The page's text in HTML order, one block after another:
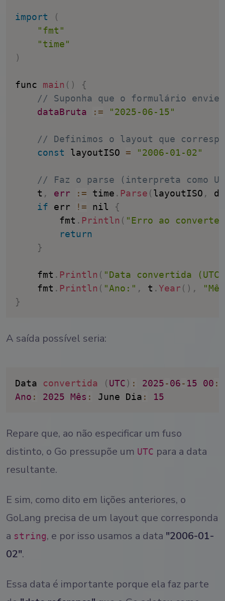
import
(
"fmt"
"time"
)
func main ( )
{
// Suponha que o formulário envie
dataBruta
: = "2025-06-15"
// Definimos o layout que
const layoutISO = "2006-01-02"
// Faz o parse (interpreta como
    t
, err : = time . Parse (layoutISO ,
if err != nil {
        fmt
. Println ( "Erro ao
return
}
    fmt
. Println ( "Data convertida
    fmt
. Println ( "Ano:" , t .Year ( ) ,
}
A saída possível seria:
Data convertida (UTC) : 2025-06- 15 00 :
Ano : 2025 Mês : June Dia : 15
Repare que, ao não especificar um fuso
distinto, o Go pressupõe um UTC para a data
resultante.
E sim, como dito em lições anteriores, o
GoLang precisa de um layout que corresponda
a string, e por isso usamos a data "2006-01-
02".
Essa data é importante porque ela faz parte